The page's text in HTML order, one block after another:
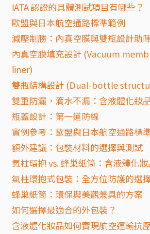
IATA 認證的具體測試項目有哪些？
歐盟與日本航空通路標準範例
減壓制勝：內真空膜與雙瓶設計助
內真空膜填充設計 (Vacuum
liner)
雙瓶結構設計 (Dual-bottle
雙重防漏，滴水不漏：含液體化妝
瓶蓋設計：第一道防線
實例參考：歐盟與日本航空通路標
額外建議：包裝材料的選擇與測試
氣柱環抱 vs. 蜂巢紙筒：含液體化
氣柱環抱式包裝：全方位防護的選
蜂巢紙筒：環保與美觀兼具的方案
如何選擇最適合的外包裝？
含液體化妝品如何實現航空運輸抗